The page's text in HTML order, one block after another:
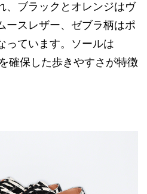
、ブラックとオレンジはヴ
ースレザー、ゼブラ柄はポ
っています。ソールは
確保した歩きやすさが特徴